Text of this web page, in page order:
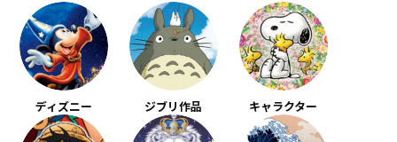
ディズニー ジブリ作品 キャラクター